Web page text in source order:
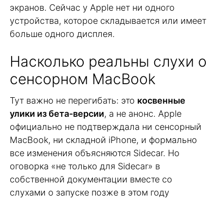
экранов. Сейчас у Apple нет ни одного
устройства, которое складывается или имеет
больше одного дисплея.
Насколько реальны слухи о
сенсорном MacBook
Тут важно не перегибать: это косвенные
улики из бета-версии, а не анонс. Apple
официально не подтверждала ни сенсорный
MacBook, ни складной iPhone, и формально
все изменения объясняются Sidecar. Но
оговорка «не только для Sidecar» в
собственной документации вместе со
слухами о запуске позже в этом году